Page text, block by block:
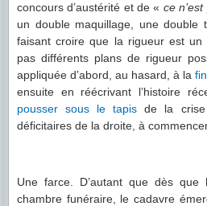
concours d’austérité et de « ce
un double maquillage, une double
faisant croire que la rigueur est un
pas différents plans de rigueur
appliquée d’abord, au hasard, à la
ensuite en réécrivant l’histoire
pousser sous le tapis de la
déficitaires de la droite, à
Une farce. D’autant que dès que
chambre funéraire, le cadavre